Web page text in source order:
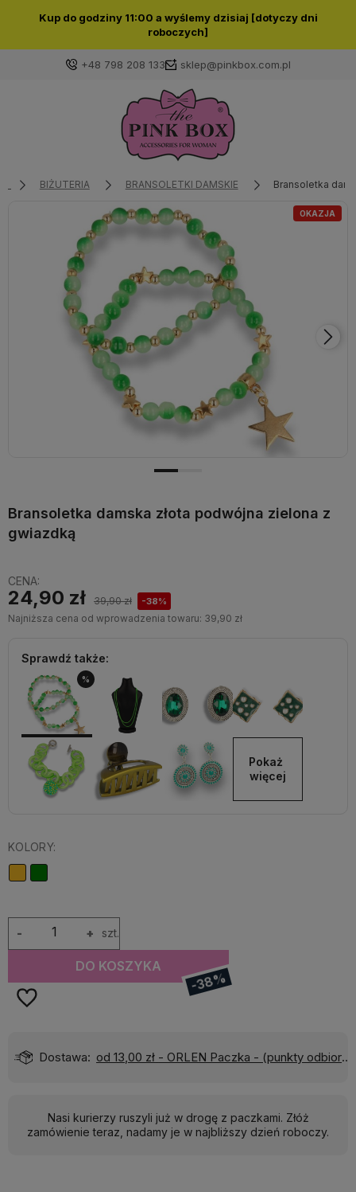
Kup do godziny 11:00 a wyślemy dzisiaj [dotyczy dni
roboczych]
+48 798 208 133 sklep@pinkbox.com.pl
Zaloguj się
Wybierz coś dla siebie z naszej aktualnej oferty lub
zaloguj się, aby przywrócić dodane produkty do listy
z poprzedniej sesji.
BIŻUTERIA BRANSOLETKI DAMSKIE Bransoletka
OKAZJA
Bransoletka damska złota podwójna zielona z
gwiazdką
CENA:
24,90 zł 39,90 zł -38%
Najniższa cena od wprowadzenia towaru: 39,90 zł
Sprawdź także:
%
Pokaż
więcej
KOLORY:
+
- szt.
DO KOSZYKA
-38%
Wyślemy do Ciebie w: 24 godziny
Nasi kurierzy ruszyli już w drogę z paczkami. Złóż
zamówienie teraz, nadamy je w najbliższy dzień roboczy.